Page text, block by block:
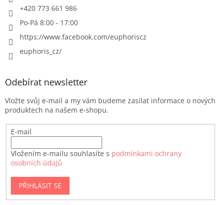
+420 773 661 986
Po-Pá 8:00 - 17:00
https://www.facebook.com/euphoriscz
euphoris_cz/
Odebírat newsletter
Vložte svůj e-mail a my vám budeme zasílat informace o nových
produktech na našem e-shopu.
E-mail
Vložením e-mailu souhlasíte s podmínkami ochrany
osobních údajů
PŘIHLÁSIT SE